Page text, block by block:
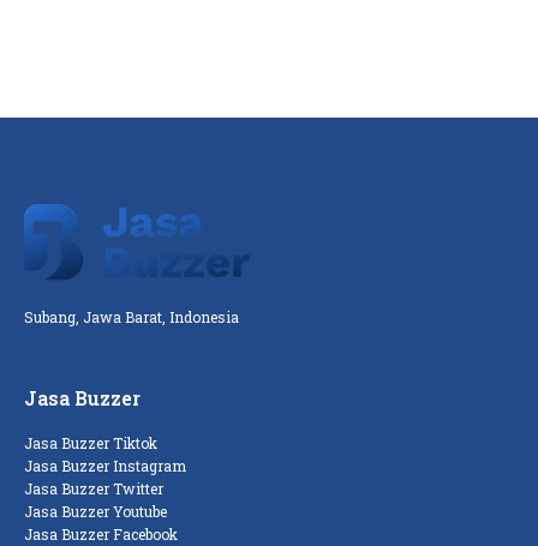
Subang, Jawa Barat, Indonesia
Jasa Buzzer
Jasa Buzzer Tiktok
Jasa Buzzer Instagram
Jasa Buzzer Twitter
Jasa Buzzer Youtube
Jasa Buzzer Facebook